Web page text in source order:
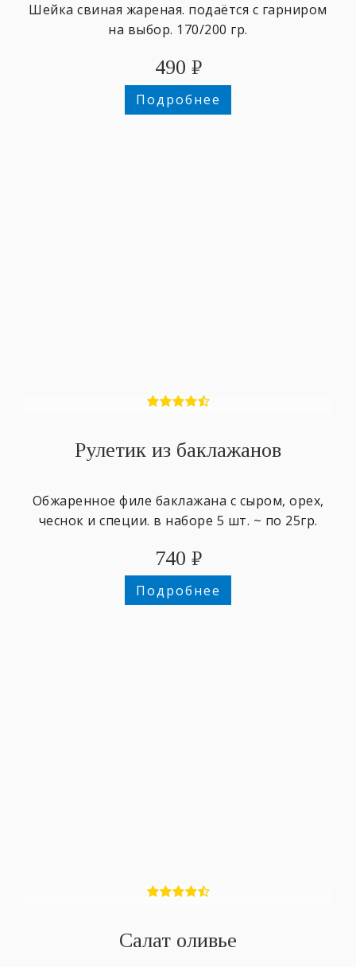
Шейка свиная жареная. подаётся с гарниром
на выбор. 170/200 гр.
490 ₽
Подробнее
Рулетик из баклажанов
Обжаренное филе баклажана с сыром, орех,
чеснок и специи. в наборе 5 шт. ~ по 25гр.
740 ₽
Подробнее
Салат оливье